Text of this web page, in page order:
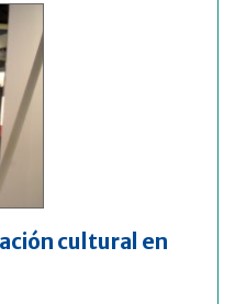
cultural en